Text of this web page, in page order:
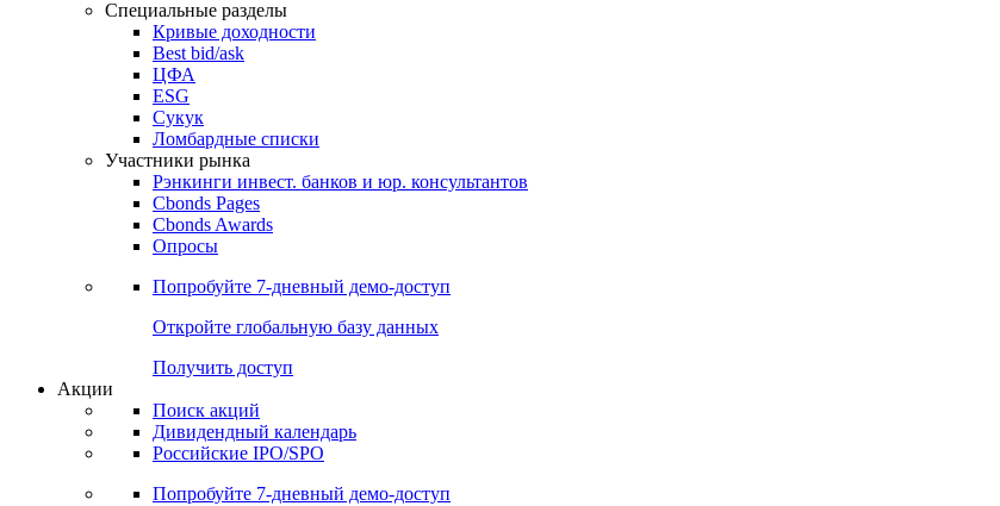
Специальные разделы
Кривые доходности
Best bid/ask
ЦФА
ESG
Сукук
Ломбардные списки
Участники рынка
Рэнкинги инвест. банков и юр. консультантов
Cbonds Pages
Cbonds Awards
Опросы
Попробуйте 7-дневный демо-доступ
Откройте глобальную базу данных
Получить доступ
Акции
Поиск акций
Дивидендный календарь
Российские IPO/SPO
Попробуйте 7-дневный демо-доступ